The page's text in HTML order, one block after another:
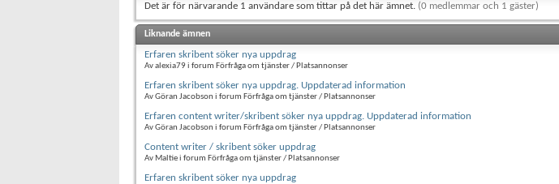
Det är för närvarande 1 användare som tittar på det här ämnet. (0 medlemmar och 1 gäster)
Liknande ämnen
Erfaren skribent söker nya uppdrag
Av alexia79 i forum Förfråga om tjänster / Platsannonser
Erfaren skribent söker nya uppdrag. Uppdaterad information
Av Göran Jacobson i forum Förfråga om tjänster / Platsannonser
Erfaren content writer/skribent söker nya uppdrag. Uppdaterad information
Av Göran Jacobson i forum Förfråga om tjänster / Platsannonser
Content writer / skribent söker uppdrag
Av Maltie i forum Förfråga om tjänster / Platsannonser
Erfaren skribent söker nya uppdrag